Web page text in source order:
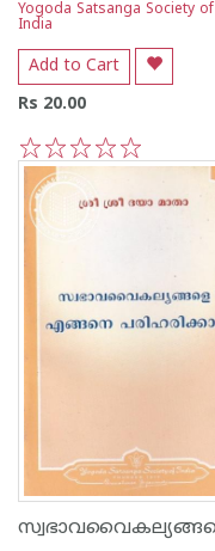
Yogoda Satsanga Society of
India
Add to Cart
Rs 20.00
5
4
3
2
1